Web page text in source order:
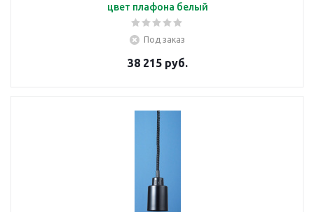
цвет плафона белый
Под заказ
38 215 руб.